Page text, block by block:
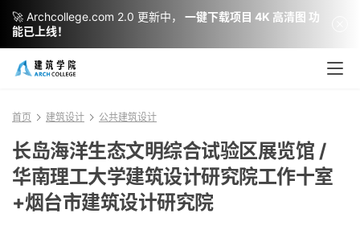
首页 建筑设计 公共建筑设计
长岛海洋生态文明综合试验区展览馆 /
华南理工大学建筑设计研究院工作十室
+烟台市建筑设计研究院
🚀 Archcollege.com 2.0 更新中，
一键下载项目 4K 高清图 功
能已上线！